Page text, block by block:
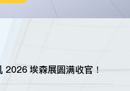
2026 埃森展圆满收官！